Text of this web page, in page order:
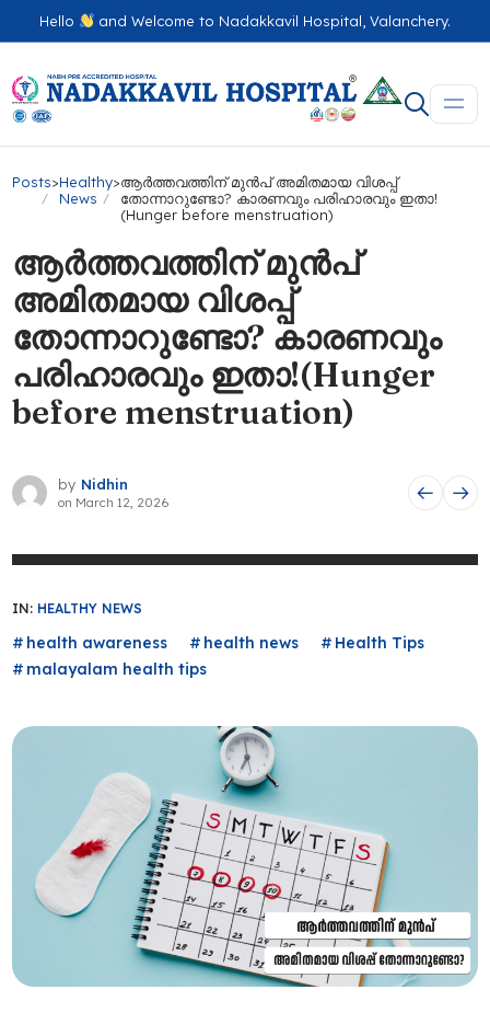
Hello and Welcome to Nadakkavil Hospital, Valanchery.
Posts>Healthy
News
>ആർത്തവത്തിന് മുൻപ് അമിതമായ വിശപ്പ്
തോന്നാറുണ്ടോ? കാരണവും പരിഹാരവും ഇതാ!
(Hunger before menstruation)
ആർത്തവത്തിന് മുൻപ്
അമിതമായ വിശപ്പ്
തോന്നാറുണ്ടോ? കാരണവും
പരിഹാരവും ഇതാ!(Hunger
before menstruation)
by Nidhin
on March 12, 2026
IN: HEALTHY NEWS
health awareness health news
Health Tips
malayalam health tips